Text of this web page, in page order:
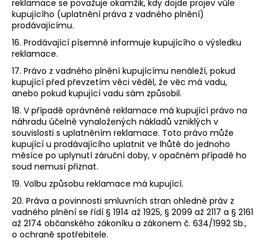
reklamace se považuje okamžik, kdy dojde projev vůle
kupujícího (uplatnění práva z vadného plnění)
prodávajícímu.
16. Prodávající písemně informuje kupujícího o výsledku
reklamace.
17. Právo z vadného plnění kupujícímu nenáleží, pokud
kupující před převzetím věci věděl, že věc má vadu,
anebo pokud kupující vadu sám způsobil.
18. V případě oprávněné reklamace má kupující právo na
náhradu účelně vynaložených nákladů vzniklých v
souvislosti s uplatněním reklamace. Toto právo může
kupující u prodávajícího uplatnit ve lhůtě do jednoho
měsíce po uplynutí záruční doby, v opačném případě ho
soud nemusí přiznat.
19. Volbu způsobu reklamace má kupující.
20. Práva a povinnosti smluvních stran ohledně práv z
vadného plnění se řídí § 1914 až 1925, § 2099 až 2117 a § 2161
až 2174 občanského zákoníku a zákonem č. 634/1992 Sb.,
o ochraně spotřebitele.